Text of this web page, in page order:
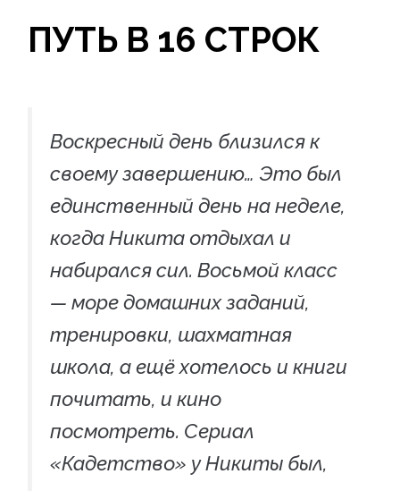
ПУТЬ В 16 СТРОК
Воскресный день близился к
своему завершению… Это был
единственный день на неделе,
когда Никита отдыхал и
набирался сил. Восьмой класс
— море домашних заданий,
тренировки, шахматная
школа, а ещё хотелось и книги
почитать, и кино
посмотреть. Сериал
«Кадетство» у Никиты был,